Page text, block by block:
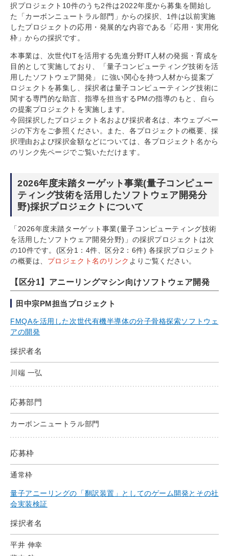
択プロジェクト10件のうち2件は2022年度から募集を開始し
た「カーボンニュートラル部門」からの採択、1件は以前実施
したプロジェクトの応用・発展的な内容である「応用・実用化
枠」からの採択です。
本事業は、次世代ITを活用する先進分野IT人材の発掘・育成を
目的として実施しており、「量子コンピューティング技術を活
用したソフトウェア開発」 に強い関心を持つ人材から提案プ
ロジェクトを募集し、採択者は量子コンピューティング技術に
関する専門的な助言、指導を担当するPMの指導のもと、自ら
の提案プロジェクトを実施します。
今回採択したプロジェクト名および採択者名は、本ウェブペー
ジの下方をご参照ください。また、各プロジェクトの概要、採
択理由および採択金額などについては、各プロジェクト名から
のリンク先ページでご覧いただけます。
2026年度未踏ターゲット事業(量子コンピュー
ティング技術を活用したソフトウェア開発分
野)採択プロジェクトについて
「2026年度未踏ターゲット事業(量子コンピューティング技術
を活用したソフトウェア開発分野)」の採択プロジェクトは次
の10件です。(区分1：4件、区分2：6件) 各採択プロジェクト
の概要は、 プロジェクト名のリンク よりご覧ください。
【区分1】アニーリングマシン向けソフトウェア開発
田中宗PM担当プロジェクト
FMQAを活用した次世代有機半導体の分子骨格探索ソフトウェ
アの開発
採択者名
川端 一弘
応募部門
カーボンニュートラル部門
応募枠
通常枠
量子アニーリングの「翻訳装置」としてのゲーム開発とその社
会実装検証
採択者名
平井 伸幸